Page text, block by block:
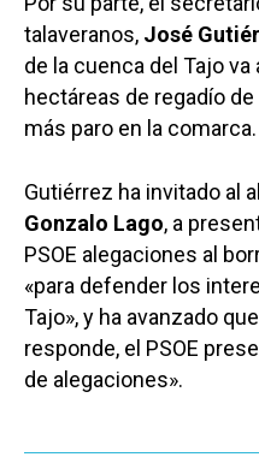
talaveranos, José
de la cuenca del Tajo
hectáreas de regadío
más paro en la comarca.
Gutiérrez ha invitado al
Gonzalo Lago, a
PSOE alegaciones al
«para defender los
Tajo», y ha avanzado
responde, el PSOE
de alegaciones».